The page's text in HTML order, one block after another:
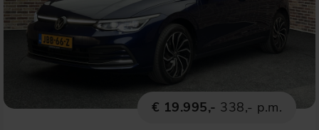
€ 19.995,- 338,- p.m.